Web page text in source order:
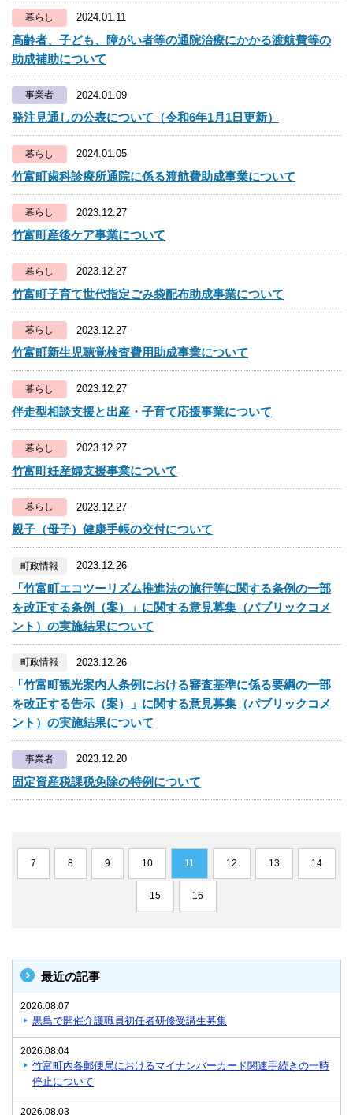
暮らし 2024.01.11
高齢者、子ども、障がい者等の通院治療にかかる渡航費等の
助成補助について
事業者 2024.01.09
発注見通しの公表について（令和6年1月1日更新）
暮らし 2024.01.05
竹富町歯科診療所通院に係る渡航費助成事業について
暮らし 2023.12.27
竹富町産後ケア事業について
暮らし 2023.12.27
竹富町子育て世代指定ごみ袋配布助成事業について
暮らし 2023.12.27
竹富町新生児聴覚検査費用助成事業について
暮らし 2023.12.27
伴走型相談支援と出産・子育て応援事業について
暮らし 2023.12.27
竹富町妊産婦支援事業について
暮らし 2023.12.27
親子（母子）健康手帳の交付について
町政情報 2023.12.26
「竹富町エコツーリズム推進法の施行等に関する条例の一部
を改正する条例（案）」に関する意見募集（パブリックコメ
ント）の実施結果について
町政情報 2023.12.26
「竹富町観光案内人条例における審査基準に係る要綱の一部
を改正する告示（案）」に関する意見募集（パブリックコメ
ント）の実施結果について
事業者 2023.12.20
固定資産税課税免除の特例について
7 8 9 10 11 12 13 14
15 16
最近の記事
2026.08.07
黒島で開催介護職員初任者研修受講生募集
2026.08.04
竹富町内各郵便局におけるマイナンバーカード関連手続きの一時
停止について
2026.08.03